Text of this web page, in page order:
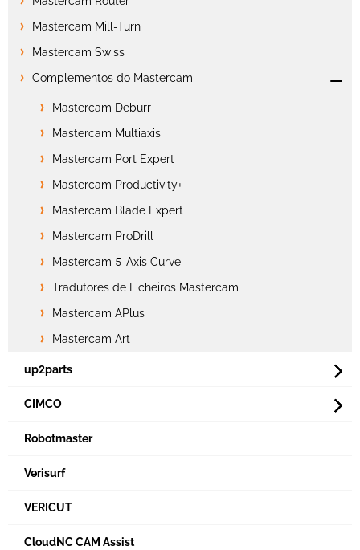
Mastercam Mill-Turn
Mastercam Swiss
Complementos do Mastercam
Mastercam Deburr
Mastercam Multiaxis
Mastercam Port Expert
Mastercam Productivity+
Mastercam Blade Expert
Mastercam ProDrill
Mastercam 5-Axis Curve
Tradutores de Ficheiros Mastercam
Mastercam APlus
Mastercam Art
up2parts
CIMCO
Robotmaster
Verisurf
VERICUT
CloudNC CAM Assist